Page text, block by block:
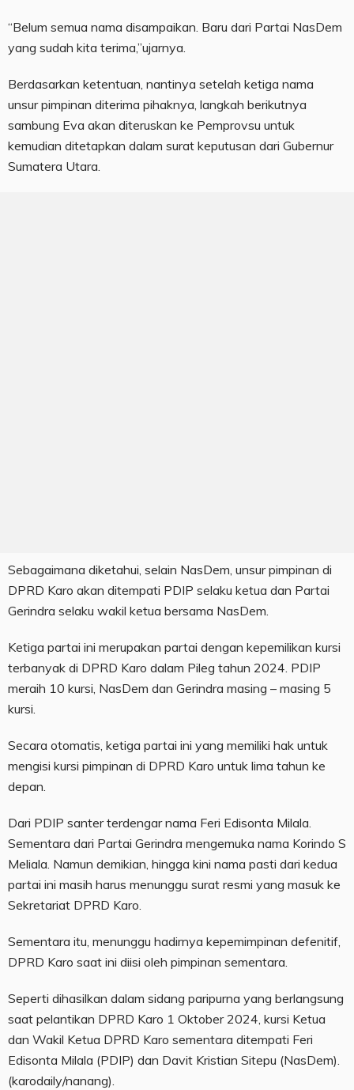
“Belum semua nama disampaikan. Baru dari Partai NasDem
yang sudah kita terima,”ujarnya.
Berdasarkan ketentuan, nantinya setelah ketiga nama
unsur pimpinan diterima pihaknya, langkah berikutnya
sambung Eva akan diteruskan ke Pemprovsu untuk
kemudian ditetapkan dalam surat keputusan dari Gubernur
Sumatera Utara.
Sebagaimana diketahui, selain NasDem, unsur pimpinan di
DPRD Karo akan ditempati PDIP selaku ketua dan Partai
Gerindra selaku wakil ketua bersama NasDem.
Ketiga partai ini merupakan partai dengan kepemilikan kursi
terbanyak di DPRD Karo dalam Pileg tahun 2024. PDIP
meraih 10 kursi, NasDem dan Gerindra masing – masing 5
kursi.
Secara otomatis, ketiga partai ini yang memiliki hak untuk
mengisi kursi pimpinan di DPRD Karo untuk lima tahun ke
depan.
Dari PDIP santer terdengar nama Feri Edisonta Milala.
Sementara dari Partai Gerindra mengemuka nama Korindo S
Meliala. Namun demikian, hingga kini nama pasti dari kedua
partai ini masih harus menunggu surat resmi yang masuk ke
Sekretariat DPRD Karo.
Sementara itu, menunggu hadirnya kepemimpinan defenitif,
DPRD Karo saat ini diisi oleh pimpinan sementara.
Seperti dihasilkan dalam sidang paripurna yang berlangsung
saat pelantikan DPRD Karo 1 Oktober 2024, kursi Ketua
dan Wakil Ketua DPRD Karo sementara ditempati Feri
Edisonta Milala (PDIP) dan Davit Kristian Sitepu (NasDem).
(karodaily/nanang).